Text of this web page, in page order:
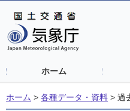
ホーム
ホーム > 各種データ・資料 > 過